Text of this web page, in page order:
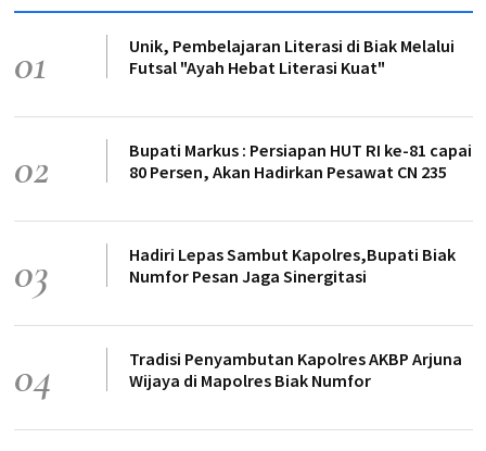
01
Unik, Pembelajaran Literasi di Biak Melalui
Futsal "Ayah Hebat Literasi Kuat"
02
Bupati Markus : Persiapan HUT RI ke-81 capai
80 Persen, Akan Hadirkan Pesawat CN 235
03
Hadiri Lepas Sambut Kapolres,Bupati Biak
Numfor Pesan Jaga Sinergitasi
04
Tradisi Penyambutan Kapolres AKBP Arjuna
Wijaya di Mapolres Biak Numfor